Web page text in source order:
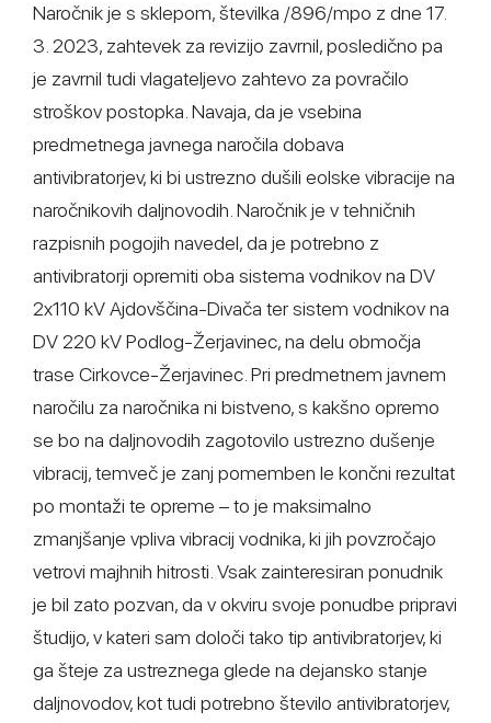
Naročnik je s sklepom, številka /896/mpo z dne 17.
3. 2023, zahtevek za revizijo zavrnil, posledično pa
je zavrnil tudi vlagateljevo zahtevo za povračilo
stroškov postopka. Navaja, da je vsebina
predmetnega javnega naročila dobava
antivibratorjev, ki bi ustrezno dušili eolske vibracije na
naročnikovih daljnovodih. Naročnik je v tehničnih
razpisnih pogojih navedel, da je potrebno z
antivibratorji opremiti oba sistema vodnikov na DV
2x110 kV Ajdovščina-Divača ter sistem vodnikov na
DV 220 kV Podlog-Žerjavinec, na delu območja
trase Cirkovce-Žerjavinec. Pri predmetnem javnem
naročilu za naročnika ni bistveno, s kakšno opremo
se bo na daljnovodih zagotovilo ustrezno dušenje
vibracij, temveč je zanj pomemben le končni rezultat
po montaži te opreme – to je maksimalno
zmanjšanje vpliva vibracij vodnika, ki jih povzročajo
vetrovi majhnih hitrosti. Vsak zainteresiran ponudnik
je bil zato pozvan, da v okviru svoje ponudbe pripravi
študijo, v kateri sam določi tako tip antivibratorjev, ki
ga šteje za ustreznega glede na dejansko stanje
daljnovodov, kot tudi potrebno število antivibratorjev,